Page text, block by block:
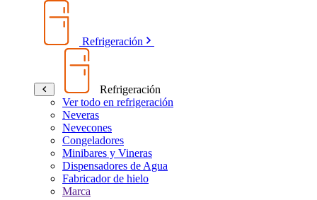
Refrigeración
Refrigeración
Ver todo en refrigeración
Neveras
Nevecones
Congeladores
Minibares y Vineras
Dispensadores de Agua
Fabricador de hielo
Marca